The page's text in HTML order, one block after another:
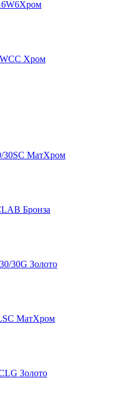
Хром
C Хром
30SC МатХром
AB Бронза
30G Золото
SC МатХром
G Золото